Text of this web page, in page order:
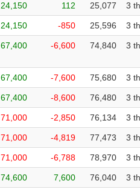
24,150 112 25,077 3
24,150 -850 25,596 3
67,400 -6,600 74,840 3
67,400 -7,600 75,680 3
67,400 -8,600 76,480 3
71,000 -2,850 76,134 3
71,000 -4,819 77,473 3
71,000 -6,788 78,970 3
74,600 7,600 76,040 3